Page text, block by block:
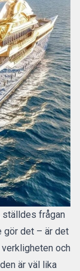
ställdes frågan
gör det – är det
och
är väl lika